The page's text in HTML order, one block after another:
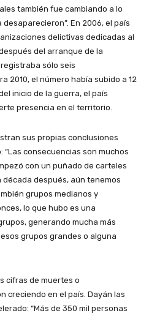
también fue cambiando a lo
En 2006, el país
delictivas dedicadas al
del arranque de la
sólo seis
2010, el número había subido a 12
inicio de la guerra, el país
presencia en el territorio.
sus propias conclusiones
consecuencias son muchos
con un puñado de carteles
década después, aún tenemos
grupos medianos y
lo que hubo es una
generando mucha más
grupos grandes o alguna
cifras de muertes o
creciendo en el país. Dayán las
“Más de 350 mil personas